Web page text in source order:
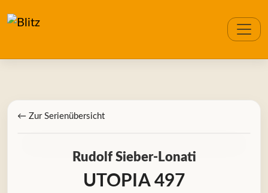
← Zur Serienübersicht
Rudolf Sieber-Lonati
UTOPIA 497